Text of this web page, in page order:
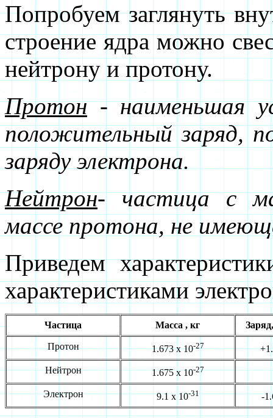
Попробуем заглянуть
строение ядра можно
нейтрону и протону.
Протон- наименьшая
положительный заряд,
заряду электрона.
Нейтрон- частица с
массе протона, не
Приведем
характеристиками
Частица Масса , кг
Протон 1.673 x 10-27
Нейтрон 1.675 x 10-27
Электрон 9.1 x 10-31 -